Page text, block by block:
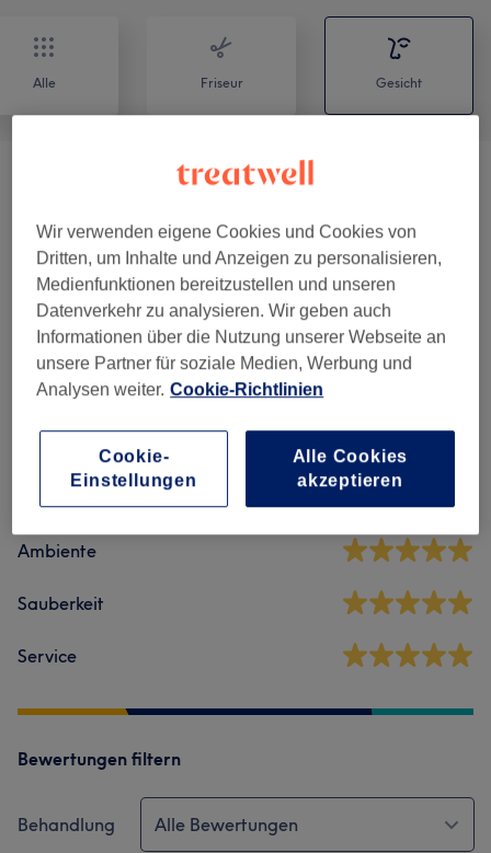
Alle Friseur Gesicht
(3)
Time For Make-up (2) ab 60 €
Make-up & Braut-Styling (2) ab 90 €
Salonbewertungen
4,9
Ambiente
Sauberkeit
Service
Bewertungen filtern
Behandlung Alle Bewertungen
Wir verwenden eigene Cookies und Cookies von
Dritten, um Inhalte und Anzeigen zu personalisieren,
Medienfunktionen bereitzustellen und unseren
Datenverkehr zu analysieren. Wir geben auch
Informationen über die Nutzung unserer Webseite an
unsere Partner für soziale Medien, Werbung und
Analysen weiter. Cookie-Richtlinien
Cookie-
Einstellungen
Alle Cookies
akzeptieren